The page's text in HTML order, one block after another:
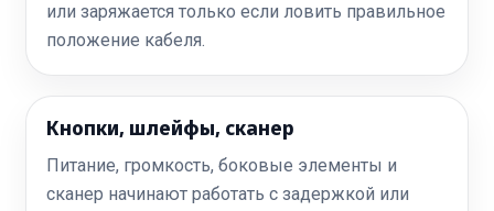
или заряжается только если ловить правильное
положение кабеля.
Кнопки, шлейфы, сканер
Питание, громкость, боковые элементы и
сканер начинают работать с задержкой или